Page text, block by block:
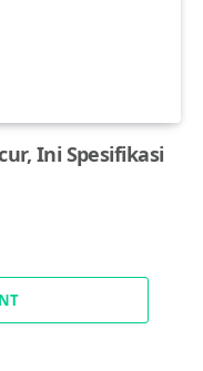
Ini Spesifikasi